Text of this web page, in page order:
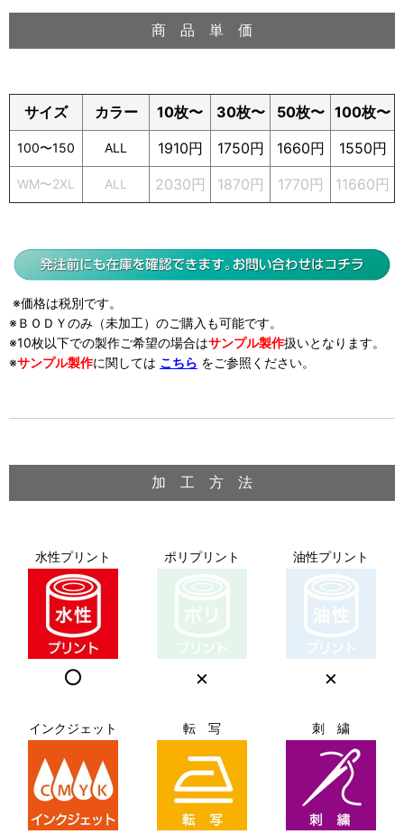
商 品 単 価
サイズ カラー 10枚〜 30枚〜 50枚〜 100枚〜
100〜150 ALL 1910円 1750円 1660円 1550円
WM〜2XL ALL 2030円 1870円 1770円 11660円
※価格は税別です。
※ＢＯＤＹのみ（未加工）のご購入も可能です。
※10枚以下での製作ご希望の場合はサンプル製作扱いとなります。
※サンプル製作に関しては こちら をご参照ください。
加 工 方 法
水性プリント ポリプリント 油性プリント
○ × ×
インクジェット 転 写 刺 繍